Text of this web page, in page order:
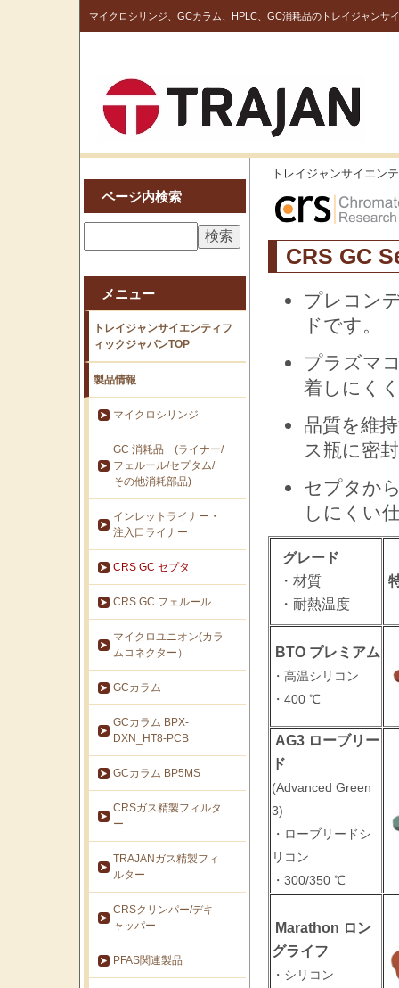
マイクロシリンジ、GCカラム、HPLC、GC消耗品のトレイジャンサ
ページ内検索
メニュー
トレイジャンサイエンティフ
ィックジャパンTOP
製品情報
マイクロシリンジ
GC 消耗品 (ライナー/
フェルール/セプタム/
その他消耗部品)
インレットライナー・
注入口ライナー
CRS GC セプタ
CRS GC フェルール
マイクロユニオン(カラ
ムコネクター）
GCカラム
GCカラム BPX-
DXN_HT8-PCB
GCカラム BP5MS
CRSガス精製フィルタ
ー
TRAJANガス精製フィ
ルター
CRSクリンパー/デキ
ャッパー
PFAS関連製品
トレイジャンサイエン
CRS GC
プレコン
ドです。
プラズマ
着しにく
品質を維
ス瓶に密
セプタか
しにくい
グレード
・材質
・耐熱温度
BTO プレミアム
・高温シリコン
・400 ℃
AG3 ローブリー
ド
(Advanced Green
3)
・ローブリードシ
リコン
・300/350 ℃
Marathon ロン
グライフ
・シリコン